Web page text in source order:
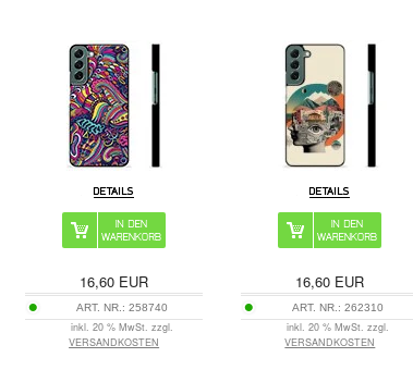
16,60 EUR
ART. NR.:258740
inkl. 20 % MwSt. zzgl.
VERSANDKOSTEN
16,60 EUR
ART. NR.:262310
inkl. 20 % MwSt. zzgl.
VERSANDKOSTEN